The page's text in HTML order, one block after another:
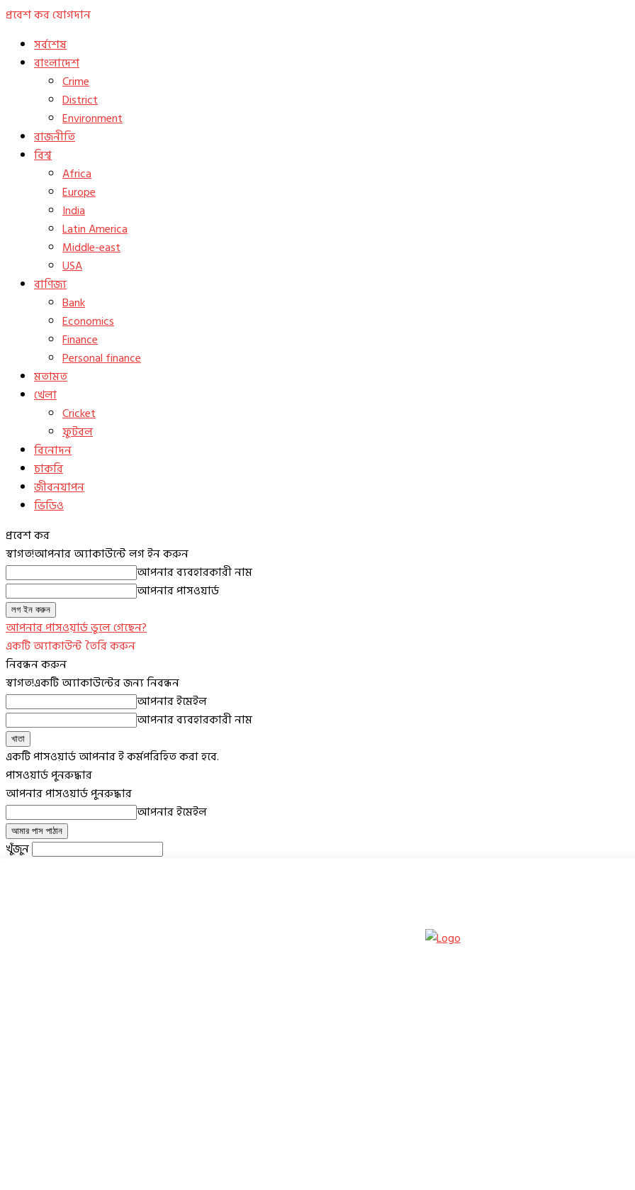
প্রবেশ করযোগদান
সর্বশেষ
বাংলাদেশ
Crime
District
Environment
রাজনীতি
বিশ্ব
Africa
Europe
India
Latin America
Middle-east
USA
বাণিজ্য
Bank
Economics
Finance
Personal finance
মতামত
খেলা
Cricket
ফুটবল
বিনোদন
চাকরি
জীবনযাপন
ভিডিও
প্রবেশ কর
স্বাগত!আপনার অ্যাকাউন্টে লগ ইন করুন
আপনার ব্যবহারকারী নাম
আপনার পাসওয়ার্ড
আপনার পাসওয়ার্ড ভুলে গেছেন?
একটি অ্যাকাউন্ট তৈরি করুন
নিবন্ধন করুন
স্বাগত!একটি অ্যাকাউন্টের জন্য নিবন্ধন
আপনার ইমেইল
আপনার ব্যবহারকারী নাম
একটি পাসওয়ার্ড আপনার ই কর্মপরিহিত করা হবে.
পাসওয়ার্ড পুনরুদ্ধার
আপনার পাসওয়ার্ড পুনরুদ্ধার
আপনার ইমেইল
খুঁজুন